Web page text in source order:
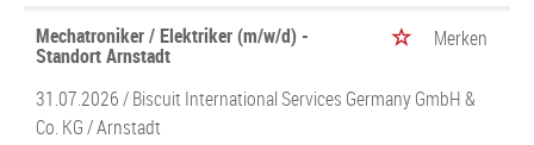
Mechatroniker / Elektriker (m/w/d) -
Standort Arnstadt
Merken
31.07.2026 /Biscuit International Services Germany GmbH &
Co. KG/ Arnstadt